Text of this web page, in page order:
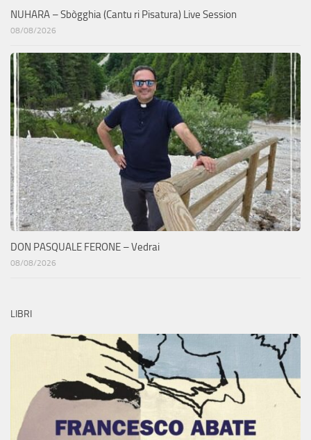
NUHARA – Sbògghia (Cantu ri Pisatura) Live Session
08/08/2026
DON PASQUALE FERONE – Vedrai
08/08/2026
LIBRI